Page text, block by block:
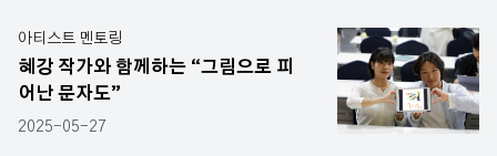
아티스트 멘토링
혜강 작가와 함께하는 “그림으로 피
어난 문자도”
2025-05-27